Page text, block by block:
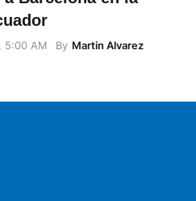
5:00 AM By Martin Alvarez